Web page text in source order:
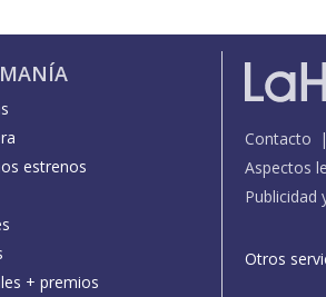
estrenos
+ premios
Contacto
Aspectos
Publicidad
Otros